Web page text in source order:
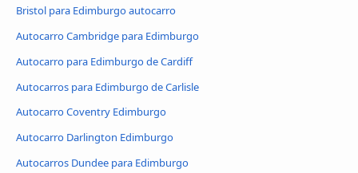
Bristol para Edimburgo autocarro
Autocarro Cambridge para Edimburgo
Autocarro para Edimburgo de Cardiff
Autocarros para Edimburgo de Carlisle
Autocarro Coventry Edimburgo
Autocarro Darlington Edimburgo
Autocarros Dundee para Edimburgo